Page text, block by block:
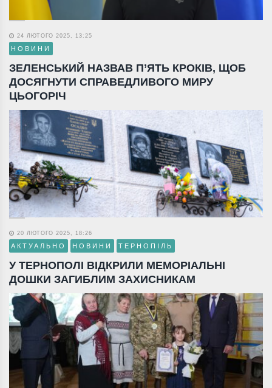
24 ЛЮТОГО 2025, 13:25
НОВИНИ
ЗЕЛЕНСЬКИЙ НАЗВАВ П’ЯТЬ КРОКІВ, ЩОБ
ДОСЯГНУТИ СПРАВЕДЛИВОГО МИРУ
ЦЬОГОРІЧ
20 ЛЮТОГО 2025, 18:26
АКТУАЛЬНО НОВИНИ ТЕРНОПІЛЬ
У ТЕРНОПОЛІ ВІДКРИЛИ МЕМОРІАЛЬНІ
ДОШКИ ЗАГИБЛИМ ЗАХИСНИКАМ